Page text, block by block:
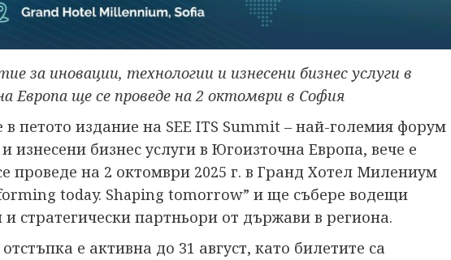
за иновации, технологии и изнесени бизнес услуги в
Европа ще се проведе на 2 октомври в София
в петото издание на SEE ITS Summit – най-големия форум
изнесени бизнес услуги в Югоизточна Европа, вече е
проведе на 2 октомври 2025 г. в Гранд Хотел Милениум
today. Shaping tomorrow” и ще събере водещи
стратегически партньори от държави в региона.
е активна до 31 август, като билетите са